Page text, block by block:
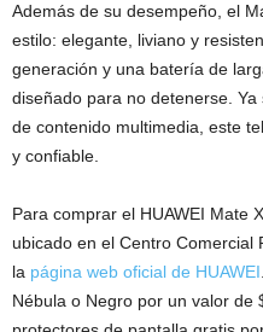
Además de su desempeño, el
estilo: elegante, liviano y
generación y una batería de
diseñado para no detenerse.
de contenido multimedia, este
y confiable.
Para comprar el HUAWEI Mate
ubicado en el Centro Comercial
la página web oficial de HUAWEI
Nébula o Negro por un valor de